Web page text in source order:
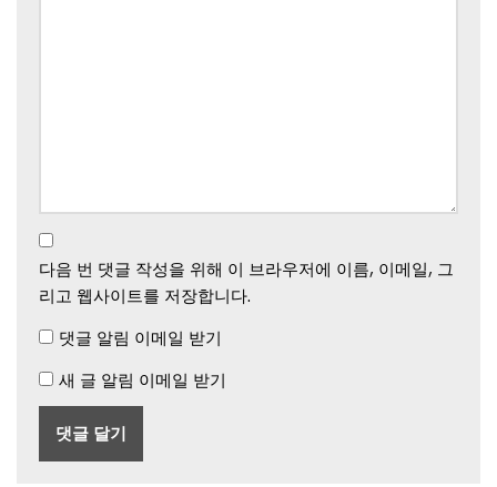
다음 번 댓글 작성을 위해 이 브라우저에 이름, 이메일, 그
리고 웹사이트를 저장합니다.
댓글 알림 이메일 받기
새 글 알림 이메일 받기